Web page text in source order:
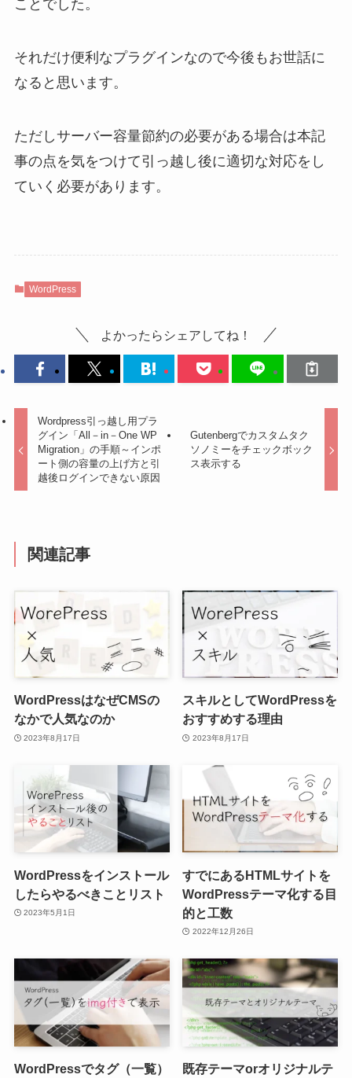
ことでした。
それだけ便利なプラグインなので今後もお世話に
なると思います。
ただしサーバー容量節約の必要がある場合は本記
事の点を気をつけて引っ越し後に適切な対応をし
ていく必要があります。
WordPress
よかったらシェアしてね！
Wordpress引っ越し用プラ
グイン「All－in－One WP
Migration」の手順～インポ
ート側の容量の上げ方と引
越後ログインできない原因
Gutenbergでカスタムタク
ソノミーをチェックボック
ス表示する
関連記事
WordPressはなぜCMSの
なかで人気なのか
2023年8月17日
スキルとしてWordPressを
おすすめする理由
2023年8月17日
WordPressをインストール
したらやるべきことリスト
2023年5月1日
すでにあるHTMLサイトを
WordPressテーマ化する目
的と工数
2022年12月26日
WordPressでタグ（一覧）
既存テーマorオリジナルテ